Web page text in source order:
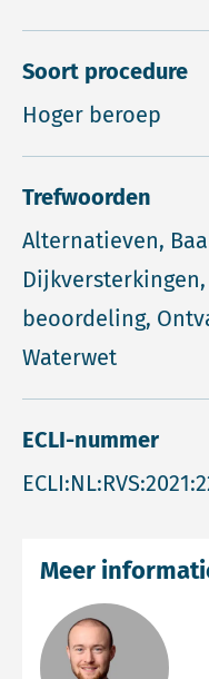
Soort procedure
Hoger beroep
Trefwoorden
Alternatieven,
beoordeling,
Waterwet
ECLI-nummer
Meer